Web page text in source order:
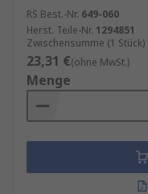
RS Best.-Nr. 649-060
Herst. Teile-Nr. 1294851
Zwischensumme (1 Stück)
23,31 €(ohne MwSt.)
Menge